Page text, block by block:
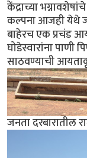
केंद्राच्या
कल्पना आजही येथे
बाहेरच एक प्रचंड
घोडेस्वारांना पाणी
साठवण्याची
जनता दरबारातील